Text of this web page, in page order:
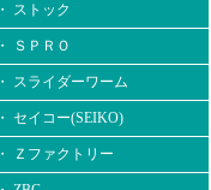
・ ストック
・ ＳＰＲＯ
・ スライダーワーム
・ セイコー(SEIKO)
・ Ｚファクトリー